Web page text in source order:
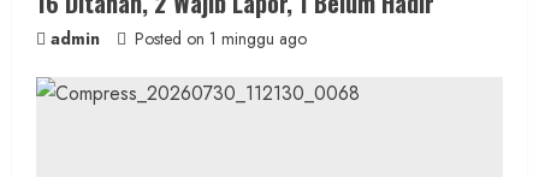
admin Posted on 1 minggu ago